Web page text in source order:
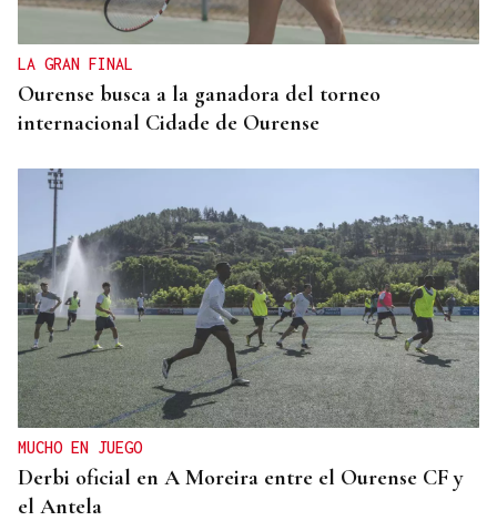
LA GRAN FINAL
Ourense busca a la ganadora del torneo
internacional Cidade de Ourense
MUCHO EN JUEGO
Derbi oficial en A Moreira entre el Ourense CF y
el Antela